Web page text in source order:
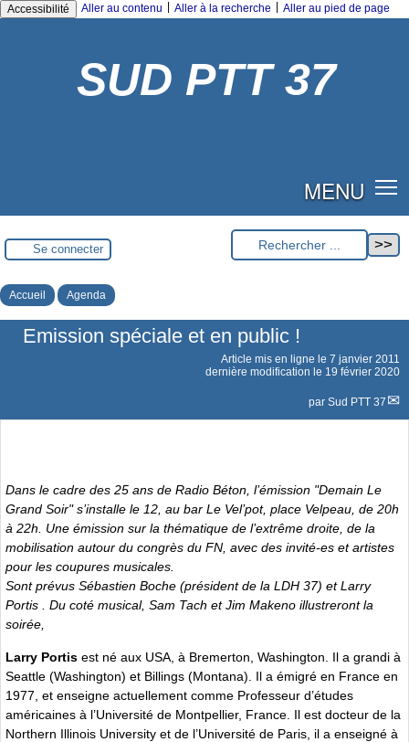
Accessibilité Aller au contenu Aller à la recherche Aller au pied de page
SUD PTT 37
MENU
Se connecter
Accueil Agenda
Emission spéciale et en public !
Article mis en ligne le 7 janvier 2011
dernière modification le 19 février 2020
par Sud PTT 37
Dans le cadre des 25 ans de Radio Béton, l’émission "Demain Le
Grand Soir" s’installe le 12, au bar Le Vel’pot, place Velpeau, de 20h
à 22h. Une émission sur la thématique de l’extrême droite, de la
mobilisation autour du congrès du FN, avec des invité-es et artistes
pour les coupures musicales.
Sont prévus Sébastien Boche (président de la LDH 37) et Larry
Portis . Du coté musical, Sam Tach et Jim Makeno illustreront la
soirée,
Larry Portis est né aux USA, à Bremerton, Washington. Il a grandi à
Seattle (Washington) et Billings (Montana). Il a émigré en France en
1977, et enseigne actuellement comme Professeur d’études
américaines à l’Université de Montpellier, France. Il est docteur de la
Northern Illinois University et de l’Université de Paris, il a enseigné à